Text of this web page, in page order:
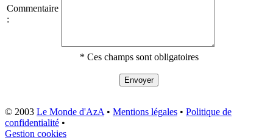
Commentaire
:
* Ces champs sont obligatoires
© 2003 Le Monde d'AzA • Mentions légales • Politique de
confidentialité •
Gestion cookies